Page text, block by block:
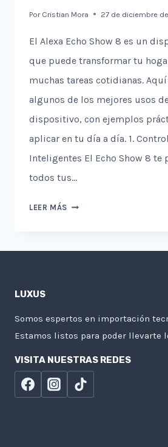
Por Cristian Mora 27 de diciembre
El Alexa Echo Show 8 es un
que puede transformar tu
muchas tareas cotidianas.
algunos de los mejores usos
dispositivo, con ejemplos
aplicar en tu día a día. 1.
Inteligentes El Echo Show 8
todos tus…
LEER MÁS LOS
DEL
PRÁCTICOS
PARA
TU
DÍA
LUXUS
Somos espertos en importación
Estamos listos para poder llevarte
VISITA NUESTRAS REDES